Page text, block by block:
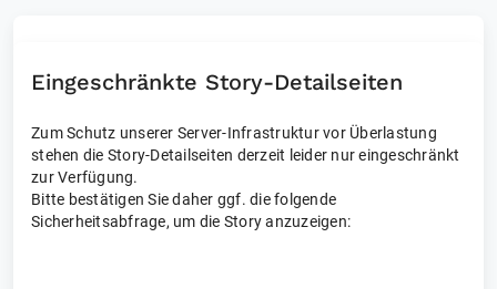
Eingeschränkte Story-Detailseiten
Zum Schutz unserer Server-Infrastruktur vor Überlastung
stehen die Story-Detailseiten derzeit leider nur eingeschränkt
zur Verfügung.
Bitte bestätigen Sie daher ggf. die folgende
Sicherheitsabfrage, um die Story anzuzeigen: